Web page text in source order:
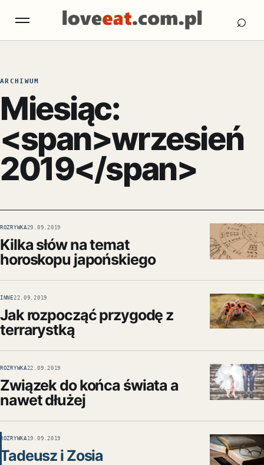
Otwórz menu ⌕
ARCHIWUM
Miesiąc:
<span>wrzesień
2019</span>
ROZRYWKA29.09.2019
Kilka słów na temat
horoskopu japońskiego
INNE22.09.2019
Jak rozpocząć przygodę z
terrarystką
ROZRYWKA22.09.2019
Związek do końca świata a
nawet dłużej
ROZRYWKA 19.09.2019
Tadeusz i Zosia